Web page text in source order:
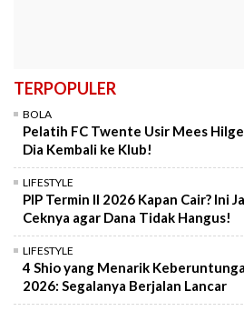
TERPOPULER
BOLA
Pelatih FC Twente Usir Mees
Dia Kembali ke Klub!
LIFESTYLE
PIP Termin II 2026 Kapan Cair? Ini
Ceknya agar Dana Tidak Hangus!
LIFESTYLE
4 Shio yang Menarik
2026: Segalanya Berjalan Lancar